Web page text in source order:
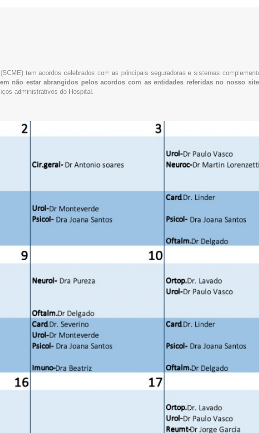
tem acordos celebrados com as principais seguradoras e sistemas
não estar abrangidos pelos acordos com as entidades referidas no nosso
administrativos do Hospital.